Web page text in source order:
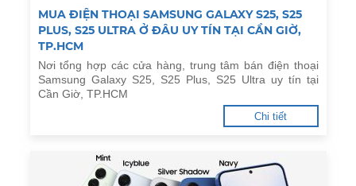
MUA ĐIỆN THOẠI SAMSUNG GALAXY S25, S25
PLUS, S25 ULTRA Ở ĐÂU UY TÍN TẠI CẦN GIỜ,
TP.HCM
Nơi tổng hợp các cửa hàng, trung tâm bán điện thoại
Samsung Galaxy S25, S25 Plus, S25 Ultra uy tín tại
Cần Giờ, TP.HCM
Chi tiết